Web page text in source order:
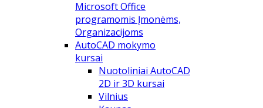
Microsoft Office
programomis Įmonėms,
Organizacijoms
AutoCAD mokymo
kursai
Nuotoliniai AutoCAD
2D ir 3D kursai
Vilnius